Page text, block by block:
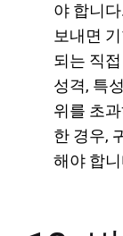
야 합니
보내면
되는 직
성격, 특
위를 초
한 경우,
해야 합